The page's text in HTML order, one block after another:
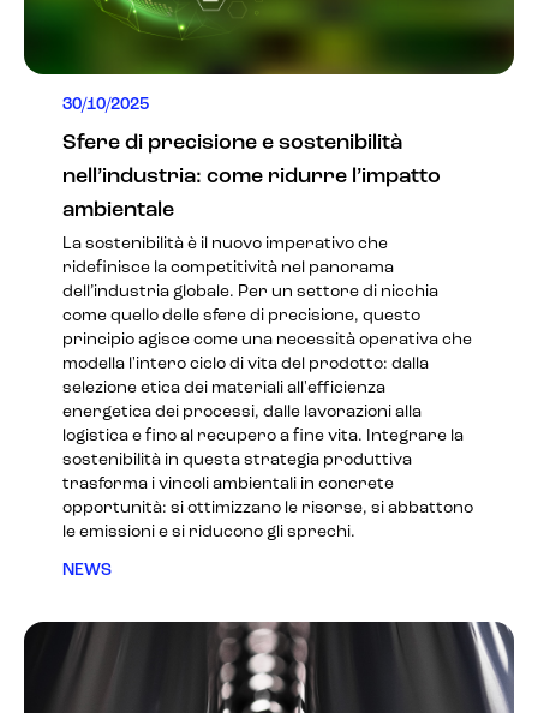
30/10/2025
Sfere di precisione e sostenibilità
nell’industria: come ridurre l’impatto
ambientale
La sostenibilità è il nuovo imperativo che
ridefinisce la competitività nel panorama
dell’industria globale. Per un settore di nicchia
come quello delle sfere di precisione, questo
principio agisce come una necessità operativa che
modella l'intero ciclo di vita del prodotto: dalla
selezione etica dei materiali all'efficienza
energetica dei processi, dalle lavorazioni alla
logistica e fino al recupero a fine vita. Integrare la
sostenibilità in questa strategia produttiva
trasforma i vincoli ambientali in concrete
opportunità: si ottimizzano le risorse, si abbattono
le emissioni e si riducono gli sprechi.
NEWS